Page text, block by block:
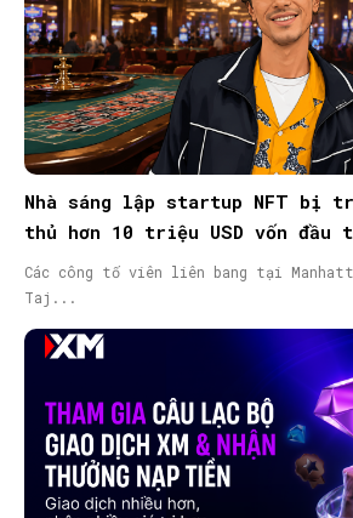
SEARCH...
Nhà sáng lập startup NFT bị
thủ hơn 10 triệu USD vốn đầu
Các công tố viên liên bang tại
Taj...